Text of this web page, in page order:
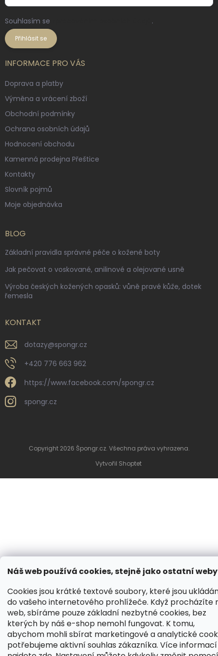
Náš web používá cookies, stejně jako ostatní
Cookies jsou krátké textové soubory, které jsou
do vašeho internetového prohlížeče. Když procházíte
web, sbíráme pouze základní nezbytné cookies, bez
kterých by náš e-shop nemohl fungovat. K tomu,
abychom mohli sbírat marketingové a analytické
potřebujeme aktivní souhlas zákazníka. Více informací
Souhlasím se .
Přihlásit se
INFORMACE PRO VÁS
Doprava a platby
Výměna a vrácení zboží
Obchodní podmínky
Ochrana osobních údajů
Hodnocení obchodu
Kamenná prodejna Přeštice
Kontakty
Slovník pojmů
Moje objednávka
BLOG
Základní pravidla správné péče o kožené boty
Jak pečovat o voskované, anilinové a olejované usně
Výroba českých kožených opasků: vůně pravé kůže, dotek
řemesla
KONTAKT
dotazy@spongr.cz
+420 776 663 962
https://www.facebook.com/spongr.cz
spongr.cz
Vytvořil Shoptet
Copyright 2026 Špongr.cz. Všechna práva vyhrazena.